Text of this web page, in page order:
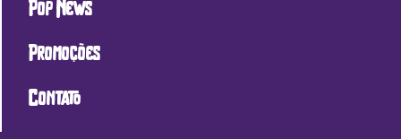
Pop News
Promoções
Contato